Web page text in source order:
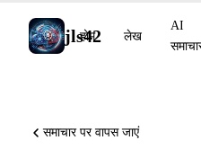
jls42
होम लेख
AI
समाचार पर वापस जाएं